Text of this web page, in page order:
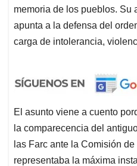
memoria de los pueblos. Su
apunta a la defensa del
carga de intolerancia,
El asunto viene a cuento
la comparecencia del
las Farc ante la Comisión
representaba la máxima